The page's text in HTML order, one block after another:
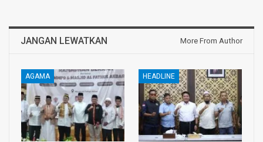
JANGAN LEWATKAN More From Author
AGAMA HEADLINE